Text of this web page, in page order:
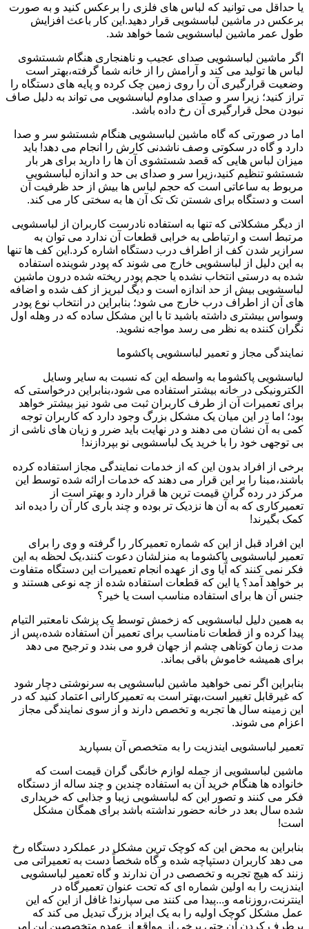
یا حداقل می توانید که لباس های فلزی را برعکس کنید و به صورت
برعکس در ماشین لباسشویی قرار دهید.این کار باعث افزایش
طول عمر ماشین لباسشویی شما خواهد شد.
اگر ماشین لباسشویی صدای عجیب و ناهنجاری هنگام شستشوی
لباس ها تولید می کند و آرامش را از خانه شما گرفته،بهتر است
وضعیت قرارگیری آن را روی زمین چک کرده و پایه های دستگاه را
تراز کنید؛ زیرا سر و صدای مداوم لباسشویی می تواند به دلیل صاف
نبودن محل قرارگیری آن رخ داده باشد.
اما در صورتی که گاه ماشین لباسشویی هنگام شستشو سر و صدا
دارد و گاه در سکوتی وصف ناشدنی کارش را انجام می دهد! باید
میزان لباس هایی که قصد شستشوی آن ها را دارید برای هر بار
شستشو تنظیم کنید،زیرا سر و صدای بی حد و اندازه لباسشویی
مربوط به ساعاتی است که حجم لباس ها بیش از حد ظرفیت آن
است و دستگاه برای شستن تک تک آن ها به سختی کار می کند.
از دیگر مشکلاتی که تنها به استفاده نادرست کاربران از لباسشویی
مرتبط است و ارتباطی به خرابی قطعات آن ندارد می توان به
سرازیر شدن کف از اطراف درب دستگاه اشاره کرد.این کف ها تنها
به این دلیل از لباسشویی خارج می شوند که پودر شوینده استفاده
شده به درستی انتخاب نشده یا حجم پودر ریخته شده درون ماشین
لباسشویی بیش از حد اندازه است و دیگ لبریز از کف شده و اضافه
های آن از اطراف درب خارج می شود؛ بنابراین در انتخاب نوع پودر
وسواس بیشتری داشته باشید تا با این مشکل ساده که در وهله اول
نگران کننده به نظر می رسد مواجه نشوید.
نمایندگی مجاز و تعمیر لباسشویی پاکشوما
لباسشویی پاکشوما به واسطه این که نسبت به سایر وسایل
الکترونیکی در خانه بیشتر استفاده می شود،بنابراین درخواستی که
برای تعمیرات آن از طرف کاربران ثبت می شود نیز بیشتر خواهد
بود؛ اما در این میان یک مشکل بزرگ وجود دارد که کاربران توجه
کمی به آن نشان می دهند و در نهایت باید ضرر و زیان های ناشی از
بی توجهی خود را با خرید یک لباسشویی نو بپردازند!
برخی از افراد بدون این که از خدمات نمایندگی مجاز استفاده کرده
باشند،مبنا را بر این قرار می دهند که خدمات ارائه شده توسط این
مرکز در رده گران قیمت ترین ها قرار دارد و بهتر است از
تعمیرکاری که به آن ها نزدیک تر بوده و چند باری کار آن را دیده اند
کمک بگیرند!
این افراد قبل از این که شماره تعمیرکار را گرفته و وی را برای
تعمیر لباسشویی پاکشوما به منزلشان دعوت کنند،یک لحظه به این
فکر نمی کنند که آیا وی از عهده انجام تعمیرات این دستگاه متفاوت
بر خواهد آمد؟ یا این که قطعات استفاده شده از چه نوعی هستند و
جنس آن ها برای استفاده مناسب است یا خیر؟
به همین دلیل لباسشویی که زخمش توسط یک پزشک نامعتبر التیام
پیدا کرده و از قطعات نامناسب برای تعمیر آن استفاده شده،پس از
مدت زمان کوتاهی چشم از جهان فرو می بندد و ترجیح می دهد
برای همیشه خاموش باقی بماند.
بنابراین اگر نمی خواهید ماشین لباسشویی به سرنوشتی دچار شود
که غیرقابل تغییر است،بهتر است به تعمیرکارانی اعتماد کنید که در
این زمینه سال ها تجربه و تخصص دارند و از سوی نمایندگی مجاز
اعزام می شوند.
تعمیر لباسشویی ایندزیت را به متخصص آن بسپارید
ماشین لباسشویی از جمله لوازم خانگی گران قیمت است که
خانواده ها هنگام خرید آن به استفاده چندین و چند ساله از دستگاه
فکر می کنند و تصور این که لباسشویی زیبا و جذابی که خریداری
شده سال بعد در خانه حضور نداشته باشد برای همگان مشکل
است!
بنابراین به محض این که کوچک ترین مشکل در عملکرد دستگاه رخ
می دهد کاربران دستپاچه شده و گاه شخصاً دست به تعمیراتی می
زنند که هیچ تجربه و تخصصی در آن ندارند و گاه تعمیر لباسشویی
ایندزیت را به اولین شماره ای که تحت عنوان تعمیرگاه در
اینترنت،روزنامه و...پیدا می کنند می سپارند! غافل از این که این
عمل مشکل کوچک اولیه را به یک ایراد بزرگ تبدیل می کند که
برطرف کردن آن حتی برخی از مواقع از عهده متخصصین این امر